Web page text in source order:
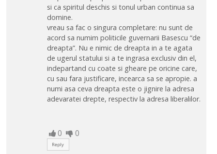
si ca spiritul deschis si tonul urban continua sa
domine.
vreau sa fac o singura completare: nu sunt de
acord sa numim politicile guvernarii Basescu “de
dreapta”. Nu e nimic de dreapta in a te agata
de ugerul statului si a te ingrasa exclusiv din el,
indepartand cu coate si gheare pe oricine care,
cu sau fara justificare, incearca sa se apropie. a
numi asa ceva dreapta este o jignire la adresa
adevaratei drepte, respectiv la adresa liberalilor.
0 0
Reply